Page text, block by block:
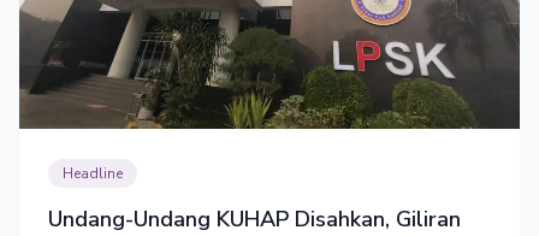
Headline
Undang-Undang KUHAP Disahkan, Giliran